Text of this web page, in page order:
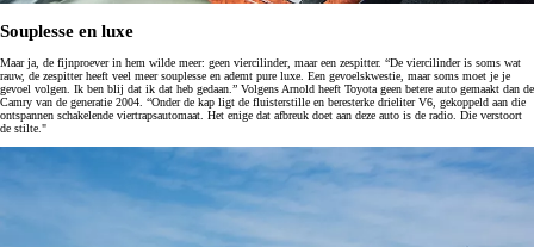
Souplesse en luxe
Maar ja, de fijnproever in hem wilde meer: geen viercilinder, maar een zespitter. “De viercilinder is soms wat
rauw, de zespitter heeft veel meer souplesse en ademt pure luxe. Een gevoelskwestie, maar soms moet je je
gevoel volgen. Ik ben blij dat ik dat heb gedaan.” Volgens Arnold heeft Toyota geen betere auto gemaakt dan de
Camry van de generatie 2004. “Onder de kap ligt de fluisterstille en beresterke drieliter V6, gekoppeld aan die
ontspannen schakelende viertrapsautomaat. Het enige dat afbreuk doet aan deze auto is de radio. Die verstoort
de stilte."